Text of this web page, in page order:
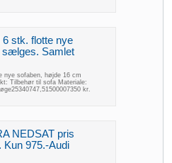
6 stk. flotte nye
sælges. Samlet
nye sofaben, højde 16 cm
Tilbehør til sofa Materiale:
kr.
NEDSAT pris
Kun 975.-Audi